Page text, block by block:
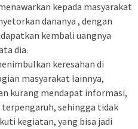
kepada masyarakat
dananya , dengan
kembali uangnya
dia.
keresahan di
masyarakat lainnya,
kurang mendapat informasi,
sehingga tidak
kegiatan, yang bisa jadi